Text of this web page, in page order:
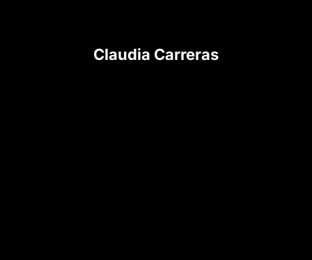
Claudia Carreras